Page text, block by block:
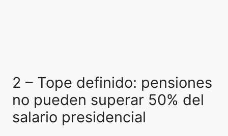
2 – Tope definido: pensiones
no pueden superar 50% del
salario presidencial